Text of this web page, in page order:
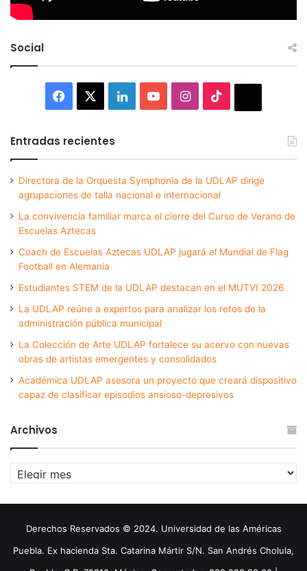
Social
Facebook LinkedInYouTubeInstagram
Entradas recientes
Directora de la Orquesta Symphonia de la UDLAP dirige
agrupaciones de talla nacional e internacional
La convivencia familiar marca el cierre del Curso de Verano de
Escuelas Aztecas
Coach de Escuelas Aztecas UDLAP jugará el Mundial de Flag
Football en Alemania
Estudiantes STEM de la UDLAP destacan en el MUTVI 2026
La UDLAP reúne a expertos para analizar los retos de la
administración pública municipal
La Colección de Arte UDLAP fortalece su acervo con nuevas
obras de artistas emergentes y consolidados
Académica UDLAP asesora un proyecto que creará dispositivo
capaz de clasificar episodios ansioso-depresivos
Archivos
Archivos
Derechos Reservados © 2024. Universidad de las Américas
Puebla. Ex hacienda Sta. Catarina Mártir S/N. San Andrés Cholula,